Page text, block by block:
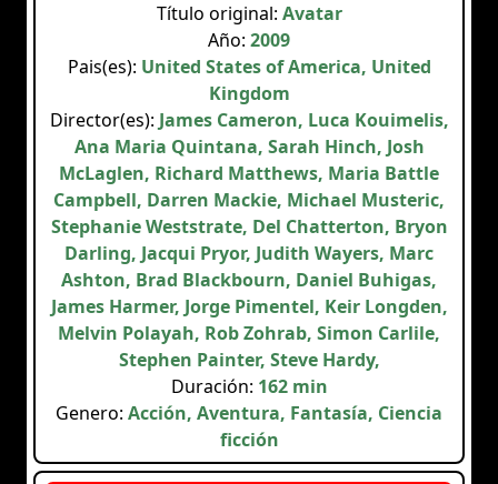
Título original: Avatar
Año: 2009
Pais(es): United States of America, United
Kingdom
Director(es): James Cameron, Luca Kouimelis,
Ana Maria Quintana, Sarah Hinch, Josh
McLaglen, Richard Matthews, Maria Battle
Campbell, Darren Mackie, Michael Musteric,
Stephanie Weststrate, Del Chatterton, Bryon
Darling, Jacqui Pryor, Judith Wayers, Marc
Ashton, Brad Blackbourn, Daniel Buhigas,
James Harmer, Jorge Pimentel, Keir Longden,
Melvin Polayah, Rob Zohrab, Simon Carlile,
Stephen Painter, Steve Hardy,
Duración: 162 min
Genero: Acción, Aventura, Fantasía, Ciencia
ficción